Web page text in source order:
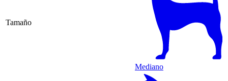
Tamaño
Mediano